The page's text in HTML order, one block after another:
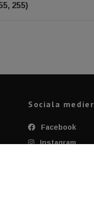
255)
Sociala medier
Facebook
Instagram